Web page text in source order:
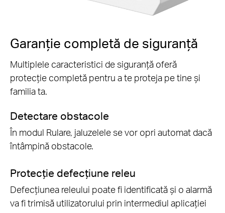
Garanție completă de siguranță
Multiplele caracteristici de siguranță oferă
protecție completă pentru a te proteja pe tine și
familia ta.
Detectare obstacole
În modul Rulare, jaluzelele se vor opri automat dacă
întâmpină obstacole.
Protecție defecțiune releu
Defecțiunea releului poate fi identificată și o alarmă
va fi trimisă utilizatorului prin intermediul aplicației